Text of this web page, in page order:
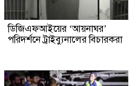
ডিজিএফআইয়ের ‘আয়নাঘর’
পরিদর্শনে ট্রাইব্যুনালের বিচারকরা